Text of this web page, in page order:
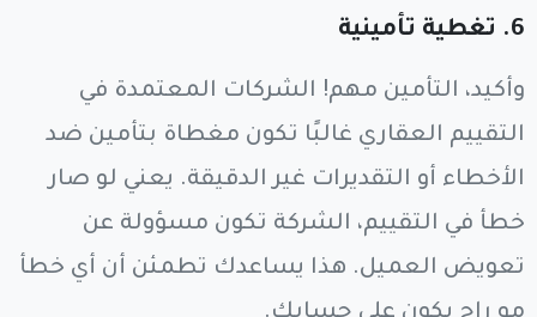
6. تغطية تأمينية
وأكيد، التأمين مهم! الشركات المعتمدة في
التقييم العقاري غالبًا تكون مغطاة بتأمين ضد
الأخطاء أو التقديرات غير الدقيقة. يعني لو صار
خطأ في التقييم، الشركة تكون مسؤولة عن
تعويض العميل. هذا يساعدك تطمئن أن أي خطأ